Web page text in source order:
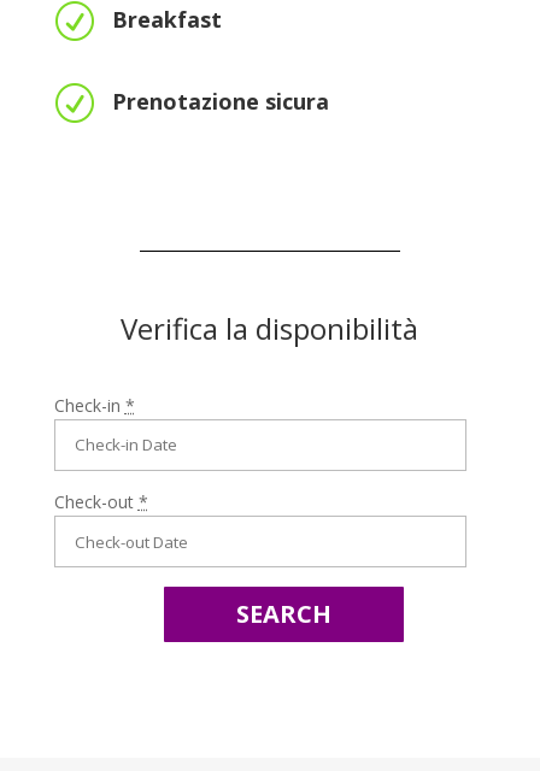
R Breakfast
R Prenotazione sicura
Verifica la disponibilità
Check-in *
Check-out *